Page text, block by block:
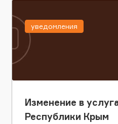
Изменение в
Республики Крым
уведомления